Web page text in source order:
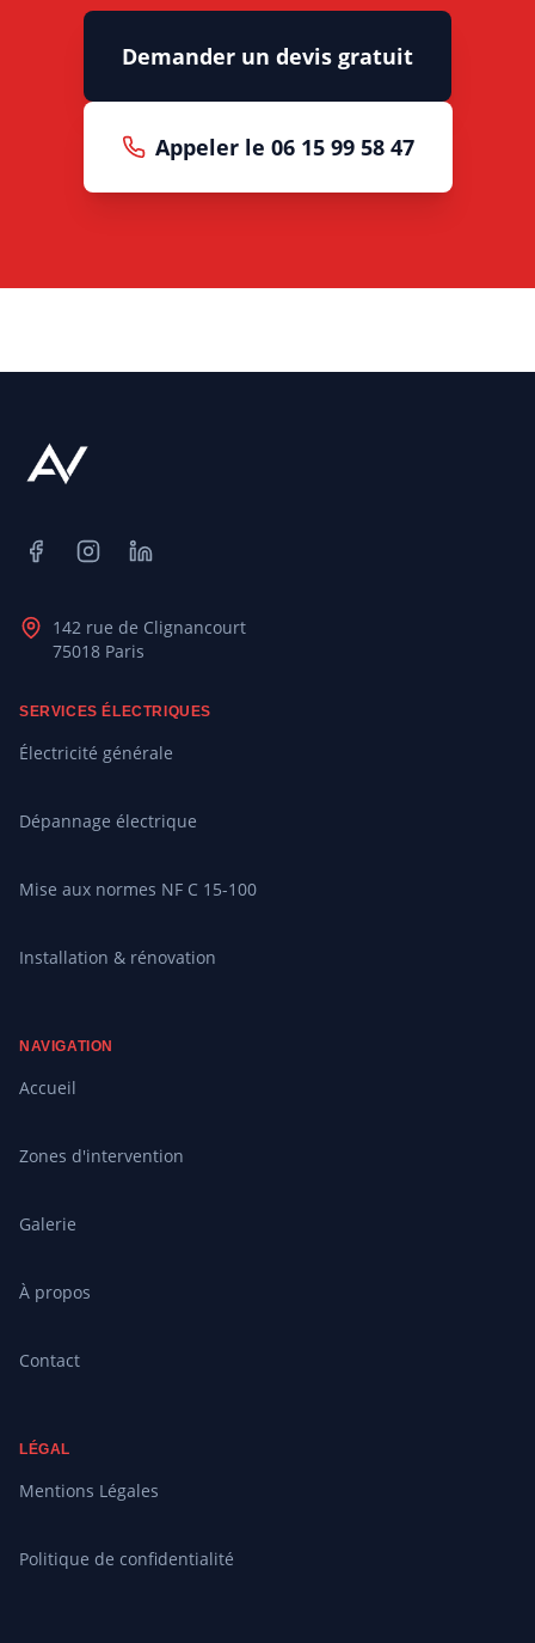
Demander un devis gratuit
Appeler le 06 15 99 58 47
FacebookInstagramLinkedIn
142 rue de Clignancourt
75018 Paris
SERVICES ÉLECTRIQUES
Électricité générale
Dépannage électrique
Mise aux normes NF C 15-100
Installation & rénovation
NAVIGATION
Accueil
Zones d'intervention
Galerie
À propos
Contact
LÉGAL
Mentions Légales
Politique de confidentialité